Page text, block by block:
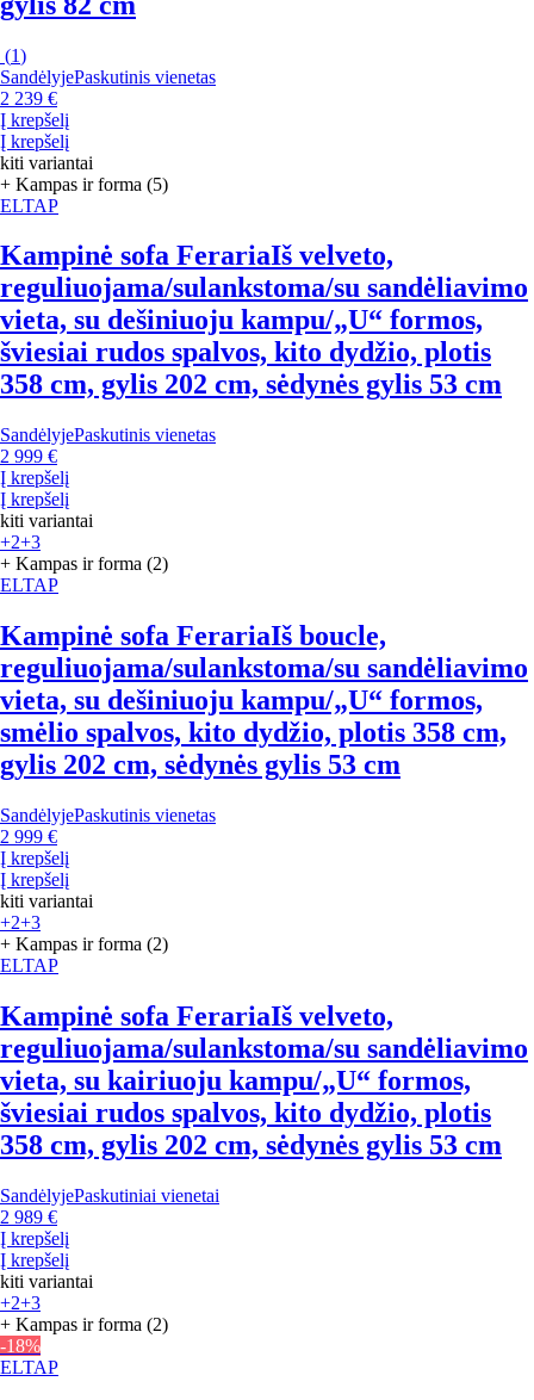
(1)
SandėlyjePaskutinis vienetas
2 239 €
Į krepšelį
Į krepšelį
kiti variantai
+ Kampas ir forma (5)
ELTAP
Kampinė sofa FerariaIš velveto,
reguliuojama/sulankstoma/su sandėliavimo
vieta, su dešiniuoju kampu/„U“ formos,
šviesiai rudos spalvos, kito dydžio, plotis
358 cm, gylis 202 cm, sėdynės gylis 53 cm
SandėlyjePaskutinis vienetas
2 999 €
Į krepšelį
Į krepšelį
kiti variantai
+2+3
+ Kampas ir forma (2)
ELTAP
Kampinė sofa FerariaIš boucle,
reguliuojama/sulankstoma/su sandėliavimo
vieta, su dešiniuoju kampu/„U“ formos,
smėlio spalvos, kito dydžio, plotis 358 cm,
gylis 202 cm, sėdynės gylis 53 cm
SandėlyjePaskutinis vienetas
2 999 €
Į krepšelį
Į krepšelį
kiti variantai
+2+3
+ Kampas ir forma (2)
ELTAP
Kampinė sofa FerariaIš velveto,
reguliuojama/sulankstoma/su sandėliavimo
vieta, su kairiuoju kampu/„U“ formos,
šviesiai rudos spalvos, kito dydžio, plotis
358 cm, gylis 202 cm, sėdynės gylis 53 cm
SandėlyjePaskutiniai vienetai
2 989 €
Į krepšelį
Į krepšelį
kiti variantai
+2+3
+ Kampas ir forma (2)
-18%
ELTAP